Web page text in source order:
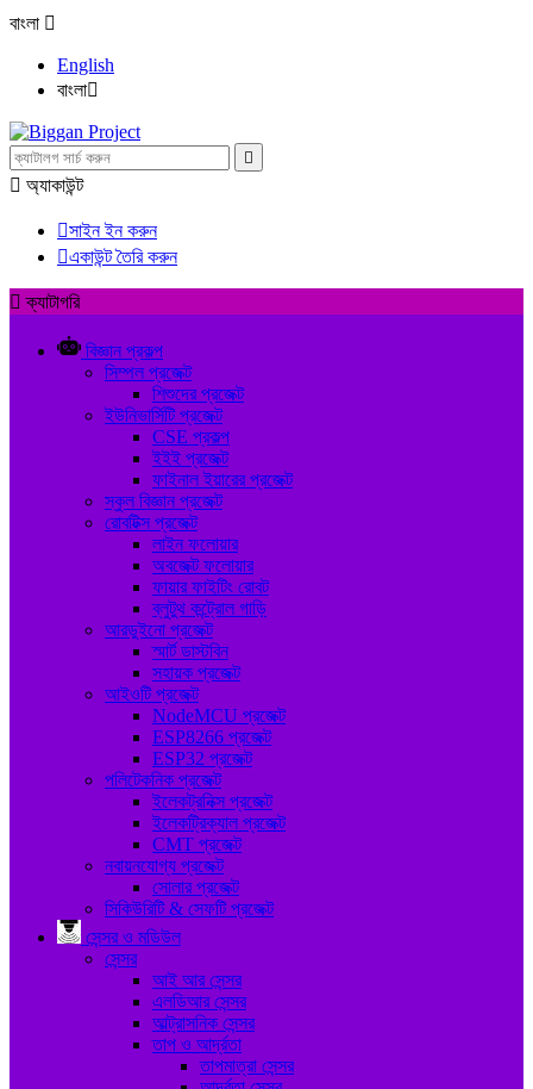
বাংলা 
English
বাংলা

 অ্যাকাউন্ট
সাইন ইন করুন
একাউন্ট তৈরি করুন
 ক্যাটাগরি
বিজ্ঞান প্রকল্প
সিম্পল প্রজেক্ট
শিশুদের প্রজেক্ট
ইউনিভার্সিটি প্রজেক্ট
CSE প্রকল্প
ইইই প্রজেক্ট
ফাইনাল ইয়ারের প্রজেক্ট
স্কুল বিজ্ঞান প্রজেক্ট
রোবটিক্স প্রজেক্ট
লাইন ফলোয়ার
অবজেক্ট ফলোয়ার
ফায়ার ফাইটিং রোবট
ব্লুটুথ কন্ট্রোল গাড়ি
আরডুইনো প্রজেক্ট
স্মার্ট ডাস্টবিন
সহায়ক প্রজেক্ট
আইওটি প্রজেক্ট
NodeMCU প্রজেক্ট
ESP8266 প্রজেক্ট
ESP32 প্রজেক্ট
পলিটেকনিক প্রজেক্ট
ইলেকট্রনিক্স প্রজেক্ট
ইলেকট্রিক্যাল প্রজেক্ট
CMT প্রজেক্ট
নবায়নযোগ্য প্রজেক্ট
সোলার প্রজেক্ট
সিকিউরিটি & সেফটি প্রজেক্ট
সেন্সর ও মডিউল
সেন্সর
আই আর সেন্সর
এলডিআর সেন্সর
আল্ট্রাসনিক সেন্সর
তাপ ও আর্দ্রতা
তাপমাত্রা সেন্সর